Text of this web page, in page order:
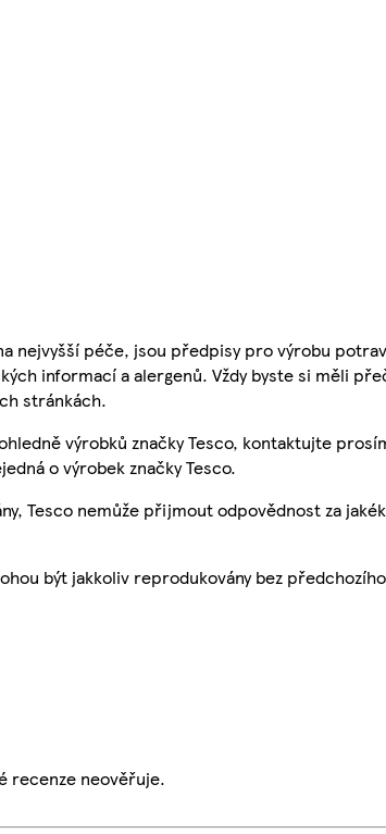
nejvyšší péče, jsou předpisy pro výrobu
informací a alergenů. Vždy byste si měli
stránkách.
výrobků značky Tesco, kontaktujte
o výrobek značky Tesco.
Tesco nemůže přijmout odpovědnost za
být jakkoliv reprodukovány bez
recenze neověřuje.